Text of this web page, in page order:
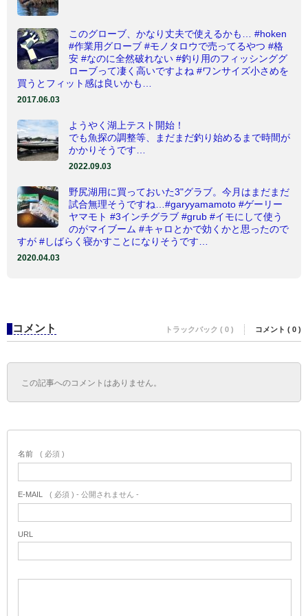
このグローブ、かなり丈夫で使えるかも… #hoken
#作業用グローブ #モノタロウで売ってるやつ #格
安 #なのに全然破れない #釣り用のフィッシンググ
ローブって凄く高いですよね #ワンサイズ小さめを
買うとフィット感は良いかも…
2017.06.03
ようやく湖上テスト開始！
でも魚探の調整等、まだまだ釣り始めるまで時間が
かかりそうです…
2022.09.03
野尻湖用に買っておいた3"グラブ。今月はまだまだ
試合無理そうですね…#garyyamamoto #ゲーリー
ヤマモト #3インチグラブ #grub #イモにして使う
のがマイブーム #キャロとかで効くかと思ったので
すが #しばらく寝かすことになりそうです…
2020.04.03
コメント トラックバック ( 0 ) コメント ( 0 )
この記事へのコメントはありません。
名前 ( 必須 )
E-MAIL ( 必須 ) - 公開されません -
URL